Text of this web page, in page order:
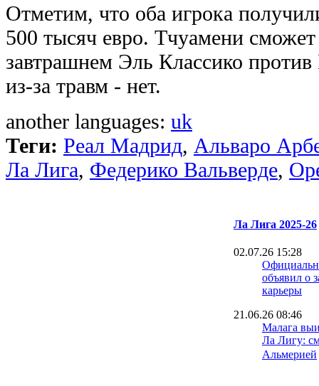
Отметим, что оба игрока
500 тысяч евро. Тчуамени сможет
завтрашнем Эль Классико
из-за травм - нет.
another languages: uk
Теги: Реал Мадрид, Альваро
Ла Лига, Федерико Вальверде,
Ла Лига 2025-26
02.07.26 15:28
объявил о
карьеры
21.06.26 08:46
Малага
Ла Лигу:
Альмерией